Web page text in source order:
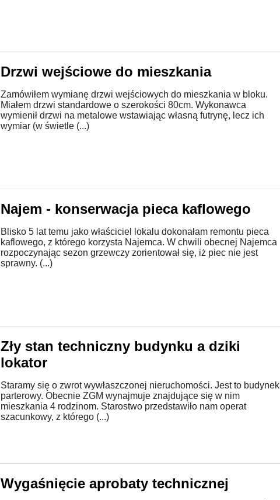
Drzwi wejściowe do mieszkania
Zamówiłem wymianę drzwi wejściowych do mieszkania w bloku.
Miałem drzwi standardowe o szerokości 80cm. Wykonawca
wymienił drzwi na metalowe wstawiając własną futrynę, lecz ich
wymiar (w świetle (...)
Najem - konserwacja pieca kaflowego
Blisko 5 lat temu jako właściciel lokalu dokonałam remontu pieca
kaflowego, z którego korzysta Najemca. W chwili obecnej Najemca
rozpoczynając sezon grzewczy zorientował się, iż piec nie jest
sprawny. (...)
Zły stan techniczny budynku a dziki
lokator
Staramy się o zwrot wywłaszczonej nieruchomości. Jest to budynek
parterowy. Obecnie ZGM wynajmuje znajdujące się w nim
mieszkania 4 rodzinom. Starostwo przedstawiło nam operat
szacunkowy, z którego (...)
Wygaśnięcie aprobaty technicznej